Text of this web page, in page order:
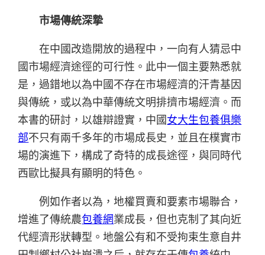
市場傳統深摯
在中國改造開放的過程中，一向有人猜忌中
國市場經濟途徑的可行性。此中一個主要熟悉就
是，過錯地以為中國不存在市場經濟的汗青基因
與傳統，或以為中華傳統文明排擠市場經濟。而
本書的研討，以雄辯證實，中國女大生包養俱樂
部不只有兩千多年的市場成長史，並且在樸實市
場的演進下，構成了奇特的成長途徑，與同時代
西歐比擬具有顯明的特色。
例如作者以為，地權買賣和要素市場聯合，
增進了傳統農包養網業成長，但也克制了其向近
代經濟形狀轉型。地盤公有和不受拘束生意自井